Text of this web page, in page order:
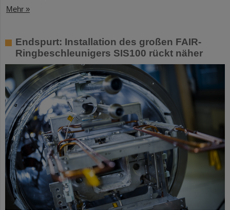
Mehr »
Endspurt: Installation des großen FAIR-
Ringbeschleunigers SIS100 rückt näher